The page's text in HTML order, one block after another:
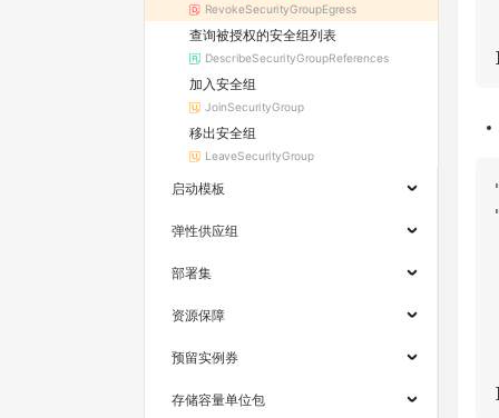
RevokeSecurityGroupEgress
查询被授权的安全组列表
DescribeSecurityGroupReferences
加入安全组
JoinSecurityGroup
移出安全组
LeaveSecurityGroup
启动模板
弹性供应组
部署集
资源保障
预留实例券
存储容量单位包